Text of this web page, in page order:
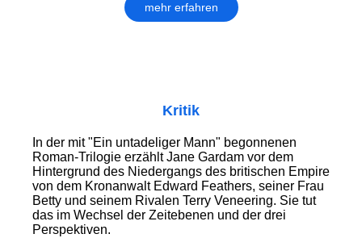
mehr erfahren
Kritik
In der mit "Ein untadeliger Mann" begonnenen
Roman-Trilogie erzählt Jane Gardam vor dem
Hintergrund des Niedergangs des britischen Empire
von dem Kronanwalt Edward Feathers, seiner Frau
Betty und seinem Rivalen Terry Veneering. Sie tut
das im Wechsel der Zeitebenen und der drei
Perspektiven.